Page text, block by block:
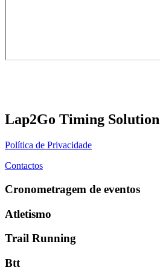
Lap2Go Timing Solution
Política de Privacidade
Contactos
Cronometragem de eventos
Atletismo
Trail Running
Btt